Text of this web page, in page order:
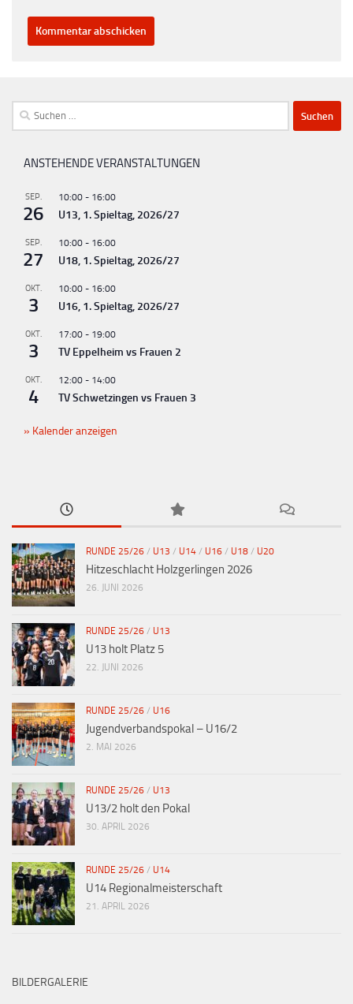
Suchen
nach:
ANSTEHENDE VERANSTALTUNGEN
SEP.
26
10:00 - 16:00
U13, 1. Spieltag, 2026/27
SEP.
27
10:00 - 16:00
U18, 1. Spieltag, 2026/27
OKT.
3
10:00 - 16:00
U16, 1. Spieltag, 2026/27
OKT.
3
17:00 - 19:00
TV Eppelheim vs Frauen 2
OKT.
4
12:00 - 14:00
TV Schwetzingen vs Frauen 3
Kalender anzeigen
RUNDE 25/26 / U13 / U14 / U16 / U18 / U20
Hitzeschlacht Holzgerlingen 2026
26. JUNI 2026
RUNDE 25/26 / U13
U13 holt Platz 5
22. JUNI 2026
RUNDE 25/26 / U16
Jugendverbandspokal – U16/2
2. MAI 2026
RUNDE 25/26 / U13
U13/2 holt den Pokal
30. APRIL 2026
RUNDE 25/26 / U14
U14 Regionalmeisterschaft
21. APRIL 2026
BILDERGALERIE